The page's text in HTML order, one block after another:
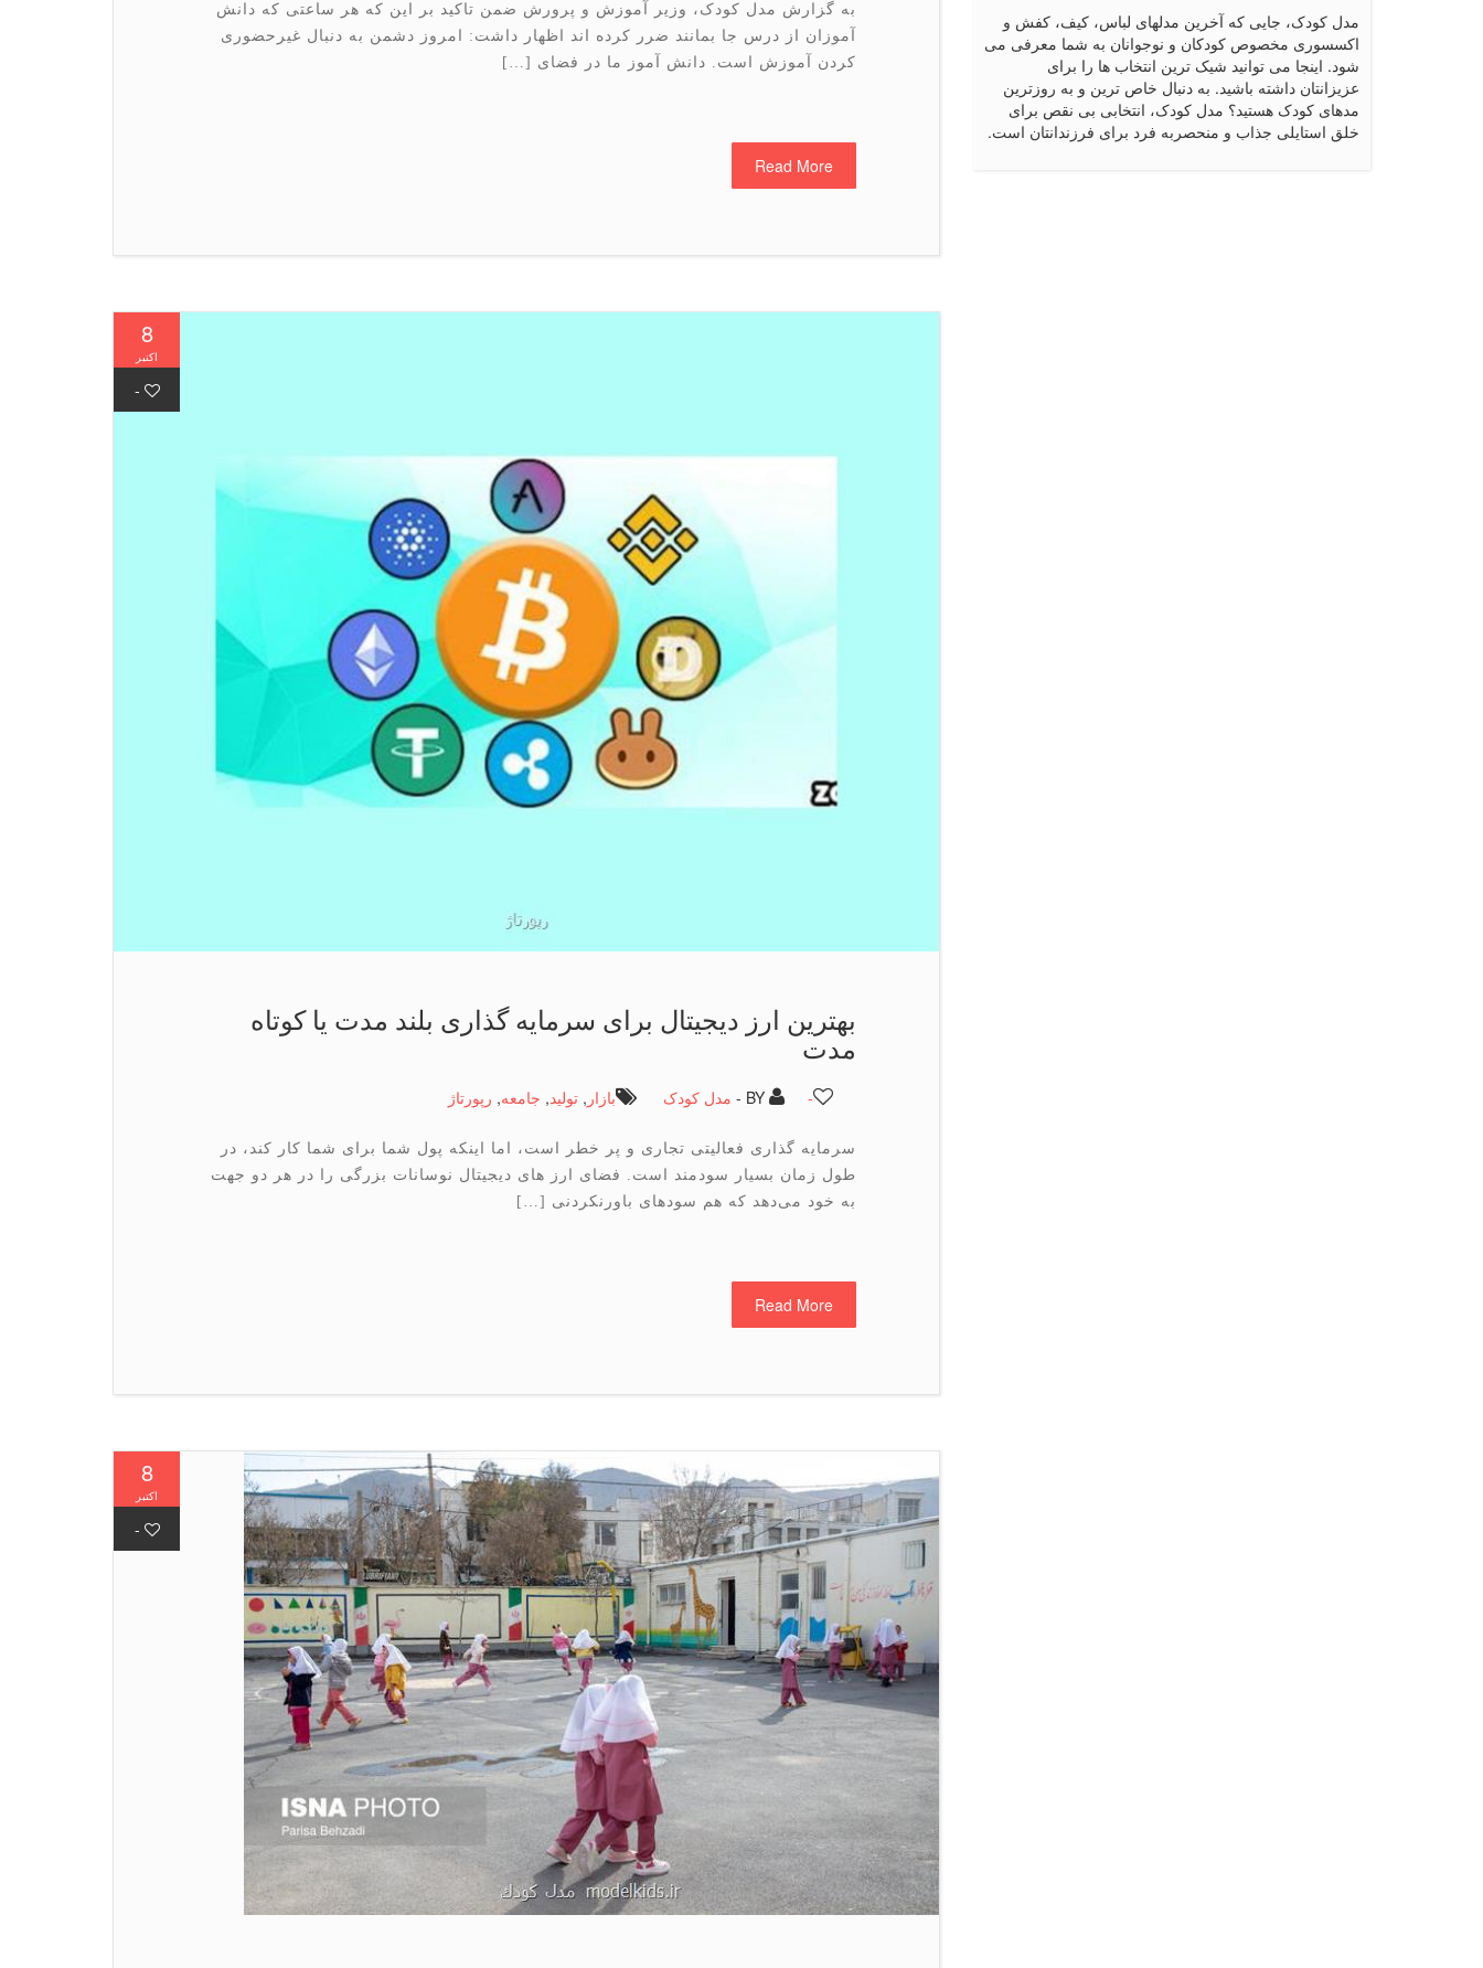
به گزارش مدل کودک، وزیر آموزش و پرورش ضمن تاکید بر این که هر ساعتی که دانش
آموزان از درس جا بمانند ضرر کرده اند اظهار داشت: امروز دشمن به دنبال غیرحضوری
کردن آموزش است. دانش آموز ما در فضای […]
Read More
8
اکتبر
-
بهترین ارز دیجیتال برای سرمایه گذاری بلند مدت یا کوتاه
مدت
BY - مدل کودک بازار , تولید, جامعه, رپورتاژ -
سرمایه گذاری فعالیتی تجاری و پر خطر است، اما اینکه پول شما برای شما کار کند، در
طول زمان بسیار سودمند است. فضای ارز های دیجیتال نوسانات بزرگی را در هر دو جهت
به خود می‌دهد که هم سودهای باورنکردنی […]
Read More
8
اکتبر
-
مدل کودک، جایی که آخرین مدلهای لباس، کیف، کفش و
اکسسوری مخصوص کودکان و نوجوانان به شما معرفی می
شود. اینجا می توانید شیک ترین انتخاب ها را برای
عزیزانتان داشته باشید. به دنبال خاص ترین و به روزترین
مدهای کودک هستید؟ مدل کودک، انتخابی بی نقص برای
خلق استایلی جذاب و منحصربه فرد برای فرزندانتان است.